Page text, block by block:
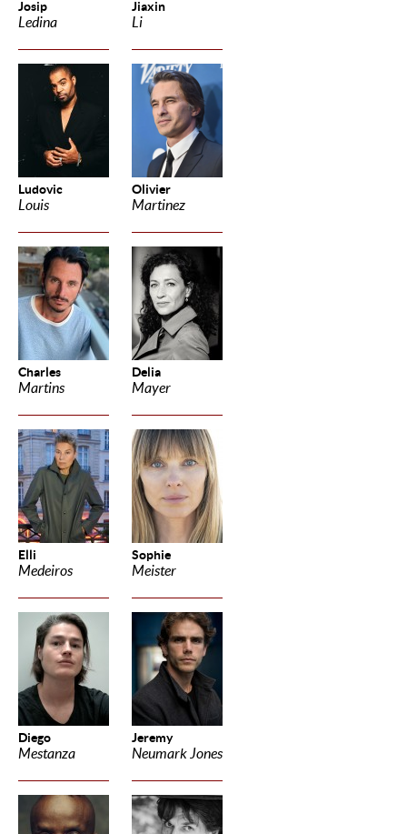
Josip
Ledina
Jiaxin
Li
Ludovic
Louis
Olivier
Martinez
Charles
Martins
Delia
Mayer
Elli
Medeiros
Sophie
Meister
Diego
Mestanza
Jeremy
Neumark Jones